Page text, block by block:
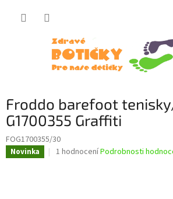
Froddo barefoot
G1700355 Graffiti
FOG1700355/30
Novinka
Průměrné
1 hodnoceníPodrobnosti